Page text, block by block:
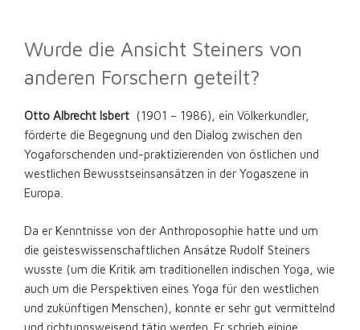
Wurde die Ansicht Steiners von
anderen Forschern geteilt?
Otto Albrecht Isbert (1901 – 1986), ein Völkerkundler,
förderte die Begegnung und den Dialog zwischen den
Yogaforschenden und-praktizierenden von östlichen und
westlichen Bewusstseinsansätzen in der Yogaszene in
Europa.
Da er Kenntnisse von der Anthroposophie hatte und um
die geisteswissenschaftlichen Ansätze Rudolf Steiners
wusste (um die Kritik am traditionellen indischen Yoga, wie
auch um die Perspektiven eines Yoga für den westlichen
und zukünftigen Menschen), konnte er sehr gut vermittelnd
und richtungsweisend tätig werden. Er schrieb einige